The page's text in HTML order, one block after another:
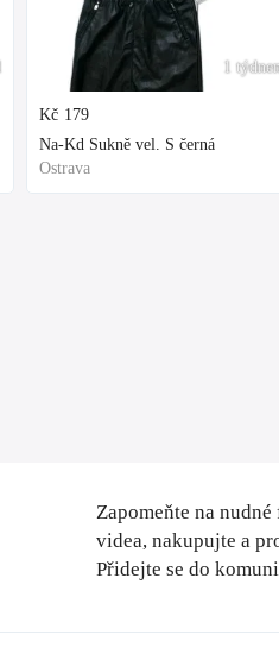
1
Kč 179
Na-Kd Sukně vel. S černá
Ostrava
Zapomeňte na
videa, nakupujte a
Přidejte se do